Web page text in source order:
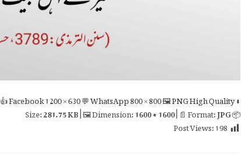
⬇ Original
👍 Facebook1200 × 630💬 WhatsApp800 × 800🖼 PNGHigh Quality
📦 Size:
281.75 KB| 🖼 Dimension:1600 × 1600| 📄 Format:JPG
Post Views:198